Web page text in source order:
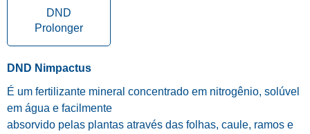
DND
Prolonger
DND Nimpactus
É um fertilizante mineral concentrado em nitrogênio, solúvel
em água e facilmente
absorvido pelas plantas através das folhas, caule, ramos e